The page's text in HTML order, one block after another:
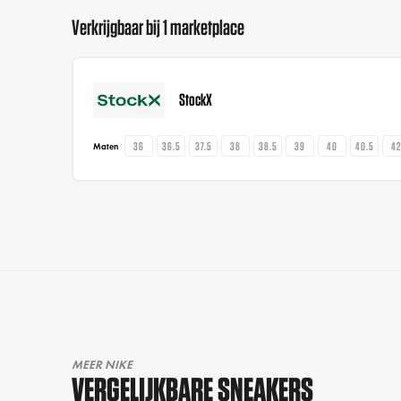
Verkrijgbaar bij 1 marketplace
StockX
Maten 36 36.5 37.5 38 38.5 39 40 40.5 42
MEER NIKE
VERGELIJKBARE SNEAKERS